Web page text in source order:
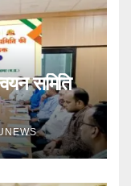
समिति